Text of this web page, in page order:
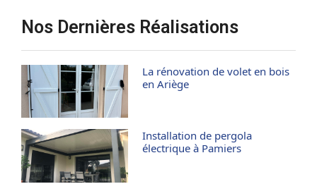
Nos Dernières Réalisations
La rénovation de volet en bois
en Ariège
Installation de pergola
électrique à Pamiers